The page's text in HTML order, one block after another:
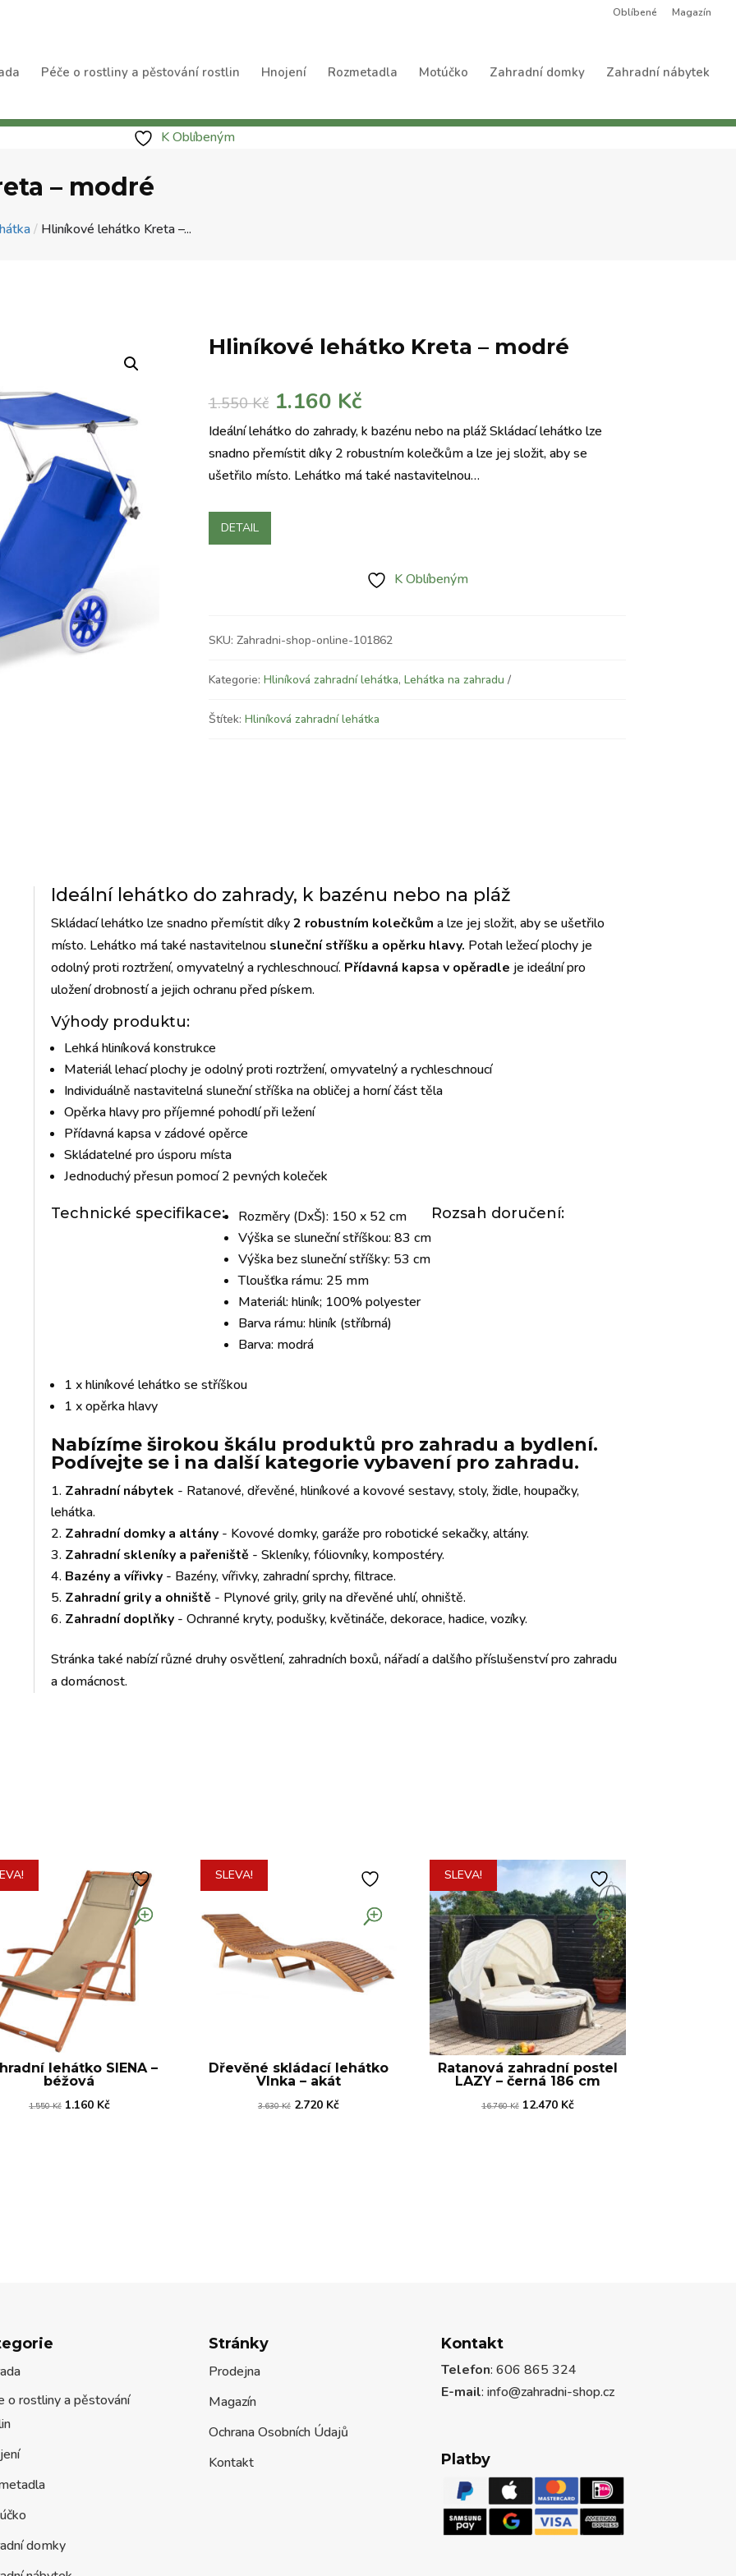
Oblíbené Magazín
Péče o rostliny a pěstování rostlin Hnojení Rozmetadla Motúčko Zahradní domky Zahradní nábytek
K Oblíbeným
– modré
/ Hliníkové lehátko Kreta –...
Hliníkové lehátko Kreta – modré
1.550Kč Původní
cena
byla:
1.550 Kč.
1.160 KčAktuální
cena
je:
1.160 Kč.
Ideální lehátko do zahrady, k bazénu nebo na pláž Skládací lehátko lze
snadno přemístit díky 2 robustním kolečkům a lze jej složit, aby se
ušetřilo místo. Lehátko má také nastavitelnou…
DETAIL
K Oblíbeným
SKU: Zahradni-shop-online-101862
Kategorie: Hliníková zahradní lehátka, Lehátka na zahradu
Štítek: Hliníková zahradní lehátka
Ideální lehátko do zahrady, k bazénu nebo na pláž
Skládací lehátko lze snadno přemístit díky2 robustním kolečkům a lze jej složit, aby se ušetřilo
místo. Lehátko má také nastavitelnou sluneční stříšku a opěrku hlavy. Potah ležecí plochy je
odolný proti roztržení, omyvatelný a rychleschnoucí. Přídavná kapsa v opěradle je ideální pro
uložení drobností a jejich ochranu před pískem.
Výhody produktu:
Lehká hliníková konstrukce
Materiál lehací plochy je odolný proti roztržení, omyvatelný a rychleschnoucí
Individuálně nastavitelná sluneční stříška na obličej a horní část těla
Opěrka hlavy pro příjemné pohodlí při ležení
Přídavná kapsa v zádové opěrce
Skládatelné pro úsporu místa
Jednoduchý přesun pomocí 2 pevných koleček
Technické specifikace:
Rozměry (DxŠ): 150 x 52 cm
Výška se sluneční stříškou: 83 cm
Výška bez sluneční stříšky: 53 cm
Tloušťka rámu: 25 mm
Materiál: hliník; 100% polyester
Barva rámu: hliník (stříbrná)
Barva: modrá
Rozsah doručení:
1 x hliníkové lehátko se stříškou
1 x opěrka hlavy
Nabízíme širokou škálu produktů pro zahradu a bydlení.
Podívejte se i na další kategorie vybavení pro zahradu.
Zahradní nábytek - Ratanové, dřevěné, hliníkové a kovové sestavy, stoly, židle, houpačky,
lehátka.
Zahradní domky a altány - Kovové domky, garáže pro robotické sekačky, altány.
Zahradní skleníky a pařeniště - Skleníky, fóliovníky, kompostéry.
Bazény a vířivky - Bazény, vířivky, zahradní sprchy, filtrace.
Zahradní grily a ohniště - Plynové grily, grily na dřevěné uhlí, ohniště.
Zahradní doplňky - Ochranné kryty, podušky, květináče, dekorace, hadice, vozíky.
Stránka také nabízí různé druhy osvětlení, zahradních boxů, nářadí a dalšího příslušenství pro zahradu
a domácnost.
lehátko SIENA –
béžová
1.550Kč Původní
1.160 KčAktuální
SLEVA!
Dřevěné skládací lehátko
Vlnka – akát
3.630Kč Původní
2.720 KčAktuální
SLEVA!
Ratanová zahradní postel
LAZY – černá 186 cm
16.760Kč Původní
12.470 KčAktuální
o rostliny a pěstování
domky
Stránky
Prodejna
Magazín
Ochrana Osobních Údajů
Kontakt
Kontakt
Telefon: 606 865 324
E-mail: info@zahradni-shop.cz
Platby